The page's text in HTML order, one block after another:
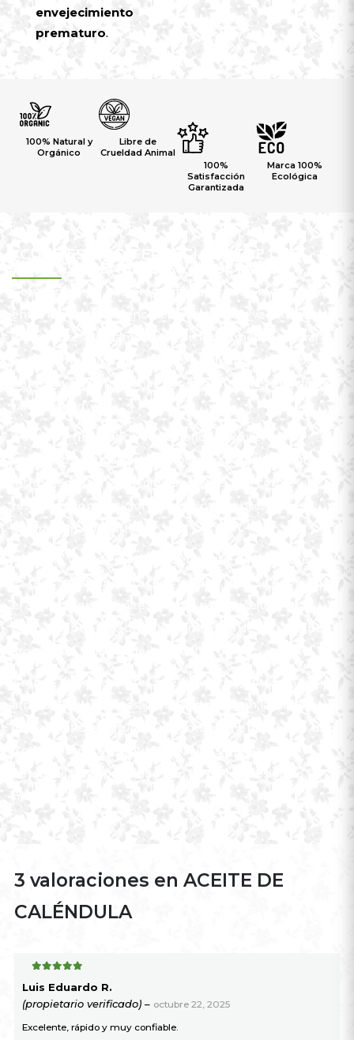
envejecimiento
prematuro.
100% Natural y
Orgánico
Libre de
Crueldad Animal
Marca 100%
Ecológica
100%
Satisfacción
Garantizada
3 valoraciones en ACEITE DE
CALÉNDULA
Luis Eduardo R.
(propietario verificado) – octubre 22, 2025
Excelente, rápido y muy confiable.